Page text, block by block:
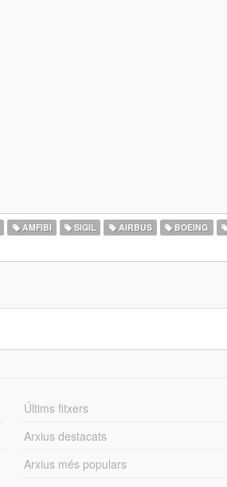
AMFIBI SIGIL AIRBUS BOEING
Últims fitxers
Arxius destacats
Arxius més populars